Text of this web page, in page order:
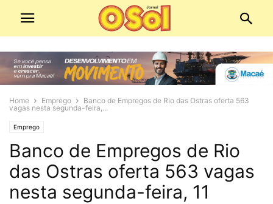
Home Emprego
Banco de Empregos de Rio das Ostras oferta 563
vagas nesta segunda-feira,...
Emprego
Banco de Empregos de Rio
das Ostras oferta 563 vagas
nesta segunda-feira, 11